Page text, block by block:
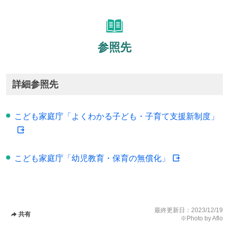
参照先
詳細参照先
こども家庭庁「よくわかる子ども・子育て支援新制度」
こども家庭庁「幼児教育・保育の無償化」
共有
最終更新日： 2023/12/19
※Photo by Aflo